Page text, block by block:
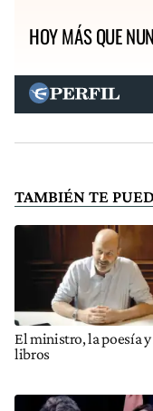
HOY MÁS QUE
TAMBIÉN TE
El ministro, la poesía
libros